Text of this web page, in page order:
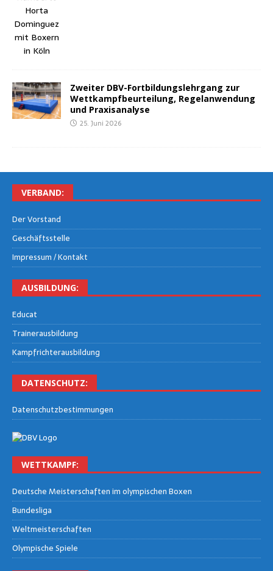
Zwei­ter DBV-Fort­bil­dungs­lehr­gang zur
Wett­kampf­be­ur­tei­lung, Regel­an­wen­dung
und Praxisanalyse
25. Juni 2026
VER­BAND:
Der Vor­stand
Geschäfts­stel­le
Impres­sum / Kontakt
AUS­BIL­DUNG:
Edu­cat
Trai­ner­aus­bil­dung
Kampf­rich­ter­aus­bil­dung
DATEN­SCHUTZ:
Daten­schutz­be­stim­mun­gen
WETT­KAMPF:
Deut­sche Meis­ter­schaf­ten im olym­pi­schen Boxen
Bun­des­li­ga
Welt­meis­ter­schaf­ten
Olym­pi­sche Spiele